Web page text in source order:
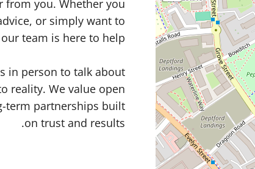
from you. Whether you
or simply want to
team is here to help.
in person to talk about
reality. We value open
term partnerships built
on trust and results.